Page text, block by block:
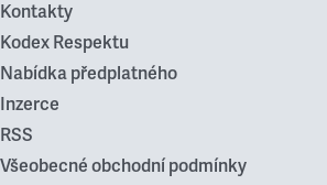
Kontakty
Kodex Respektu
Nabídka předplatného
Inzerce
RSS
Všeobecné obchodní podmínky